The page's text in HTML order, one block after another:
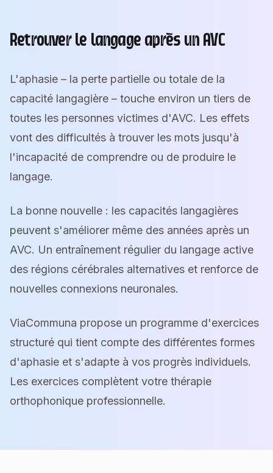
Retrouver le langage après un AVC
L'aphasie – la perte partielle ou totale de la
capacité langagière – touche environ un tiers de
toutes les personnes victimes d'AVC. Les effets
vont des difficultés à trouver les mots jusqu'à
l'incapacité de comprendre ou de produire le
langage.
La bonne nouvelle : les capacités langagières
peuvent s'améliorer même des années après un
AVC. Un entraînement régulier du langage active
des régions cérébrales alternatives et renforce de
nouvelles connexions neuronales.
ViaCommuna propose un programme d'exercices
structuré qui tient compte des différentes formes
d'aphasie et s'adapte à vos progrès individuels.
Les exercices complètent votre thérapie
orthophonique professionnelle.